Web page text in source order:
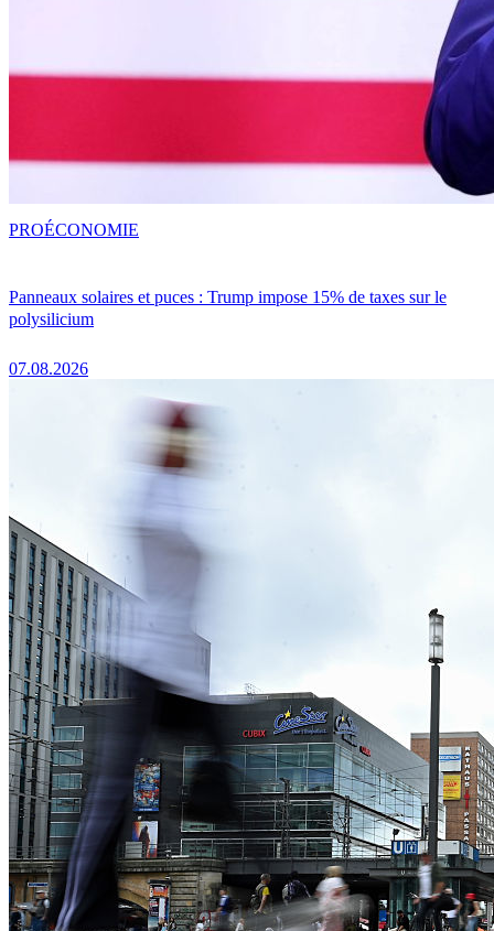
Panneaux solaires et puces : Trump impose 15% de taxes sur le
polysilicium
07.08.2026
PROÉCONOMIE